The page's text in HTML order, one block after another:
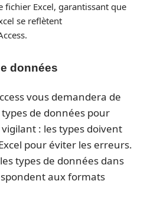
fichier Excel, garantissant que
se reflètent
données
vous demandera de
de données pour
: les types doivent
pour éviter les erreurs.
types de données dans
aux formats